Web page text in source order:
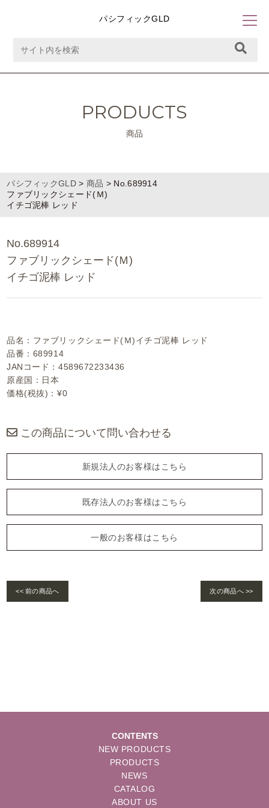
パシフィックGLD
PRODUCTS
商品
パシフィックGLD> 商品 > No.689914
ファブリックシェード(Ｍ)
イチゴ泥棒 レッド
No.689914
ファブリックシェード(Ｍ)
イチゴ泥棒 レッド
品名：ファブリックシェード(Ｍ)イチゴ泥棒 レッド
品番：689914
JANコード：4589672233436
原産国：日本
価格(税抜)：¥0
この商品について問い合わせる
新規法人のお客様はこちら
既存法人のお客様はこちら
一般のお客様はこちら
<< 前の商品へ 次の商品へ >>
CONTENTS
NEW PRODUCTS
PRODUCTS
NEWS
CATALOG
ABOUT US